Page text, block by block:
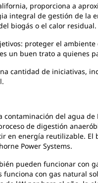
proporciona a
integral de gestión de la
biogás o el calor residual.
proteger el
un buen trato a quienes
cantidad de iniciativas,
del agua
de digestión
en energía reutilizable.
Power Systems.
pueden funcionar con
con gas natural